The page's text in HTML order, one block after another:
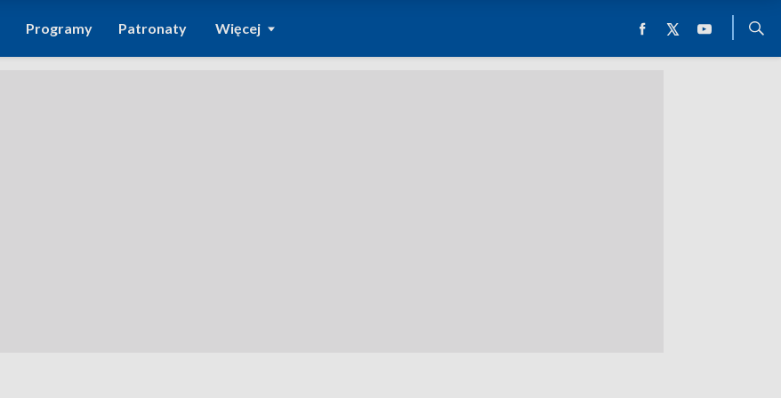
Programy Patronaty Więcej